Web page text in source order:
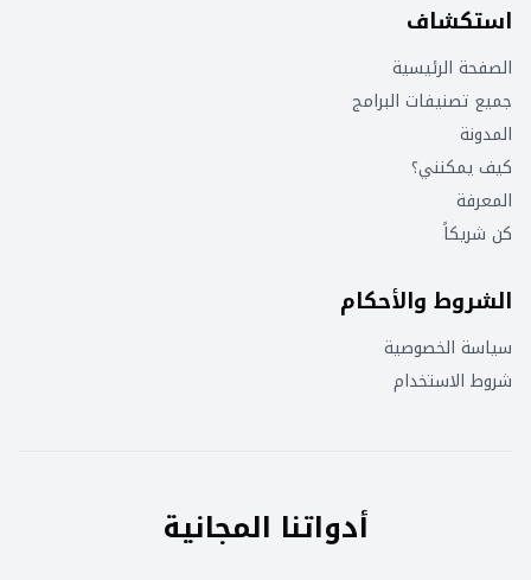
استكشاف
الصفحة الرئيسية
جميع تصنيفات البرامج
المدونة
كيف يمكنني؟
المعرفة
كن شريكاً
الشروط والأحكام
سياسة الخصوصية
شروط الاستخدام
أدواتنا المجانية